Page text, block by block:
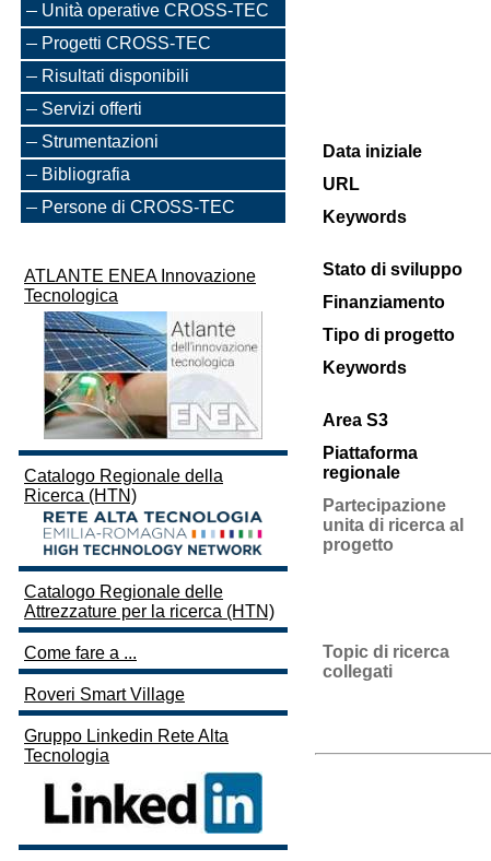
Unità operative CROSS-TEC
Progetti CROSS-TEC
Risultati disponibili
Servizi offerti
Strumentazioni
Bibliografia
Persone di CROSS-TEC
ATLANTE ENEA Innovazione
Tecnologica
Catalogo Regionale della
Ricerca (HTN)
Catalogo Regionale delle
Attrezzature per la ricerca (HTN)
Come fare a ...
Roveri Smart Village
Gruppo Linkedin Rete Alta
Tecnologia
Data iniziale
URL
Keywords
Stato di sviluppo
Finanziamento
Tipo di progetto
Keywords
Area S3
Piattaforma
regionale
Partecipazione
unita di ricerca al
progetto
Topic di ricerca
collegati